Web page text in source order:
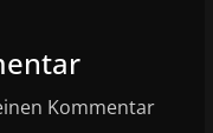
Kommentar